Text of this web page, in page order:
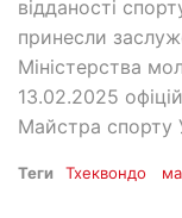
відданості
принесли
Міністерства
13.02.2025
Майстра спорту
Теги Тхеквондо